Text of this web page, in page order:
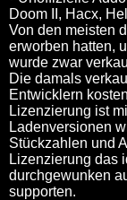
Doom II, Hacx,
Von den meisten
erworben hatten,
wurde zwar
Die damals
Entwicklern
Lizenzierung ist
Ladenversionen
Stückzahlen und
Lizenzierung das
durchgewunken
supporten.